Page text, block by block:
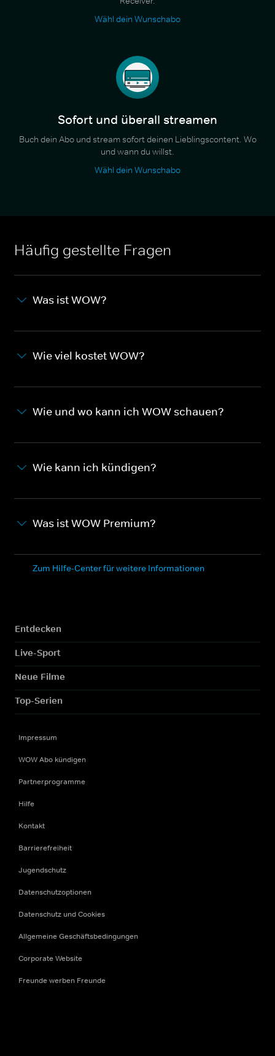
Wähl dein Wunschabo
Sofort und überall streamen
Buch dein Abo und stream sofort deinen Lieblingscontent. Wo
und wann du willst.
Wähl dein Wunschabo
Häufig gestellte Fragen
Was ist WOW?
Wie viel kostet WOW?
Wie und wo kann ich WOW schauen?
Wie kann ich kündigen?
Was ist WOW Premium?
Zum Hilfe-Center für weitere Informationen
Entdecken
Live-Sport
Neue Filme
Top-Serien
Impressum
WOW Abo kündigen
Partnerprogramme
Hilfe
Kontakt
Barrierefreiheit
Jugendschutz
Datenschutzoptionen
Datenschutz und Cookies
Allgemeine Geschäftsbedingungen
Corporate Website
Freunde werben Freunde